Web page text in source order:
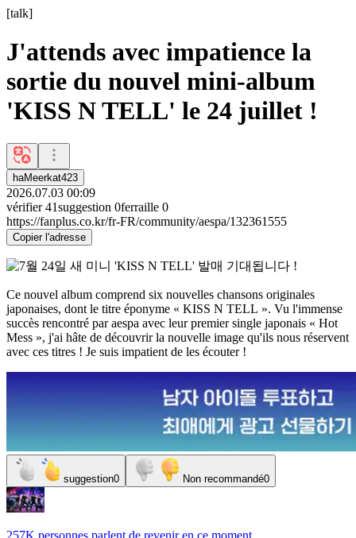
[talk]
J'attends avec impatience la
sortie du nouvel mini-album
'KISS N TELL' le 24 juillet !
haMeerkat423
2026.07.03 00:09
vérifier 41suggestion 0ferraille 0
https://fanplus.co.kr/fr-FR/community/aespa/132361555
Copier l'adresse
Ce nouvel album comprend six nouvelles chansons originales
japonaises, dont le titre éponyme « KISS N TELL ». Vu l'immense
succès rencontré par aespa avec leur premier single japonais « Hot
Mess », j'ai hâte de découvrir la nouvelle image qu'ils nous réservent
avec ces titres ! Je suis impatient de les écouter !
suggestion0 Non recommandé0
257K personnes parlent de reveniren ce moment